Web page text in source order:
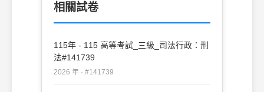
立竊盜罪 (B)甲不成立犯罪，乙成立竊盜罪
(C)甲成立加重竊盜罪之幫助犯，乙成立加
盜罪
相關試卷
115年 - 115 高等考試_三級_司法行政：刑
法#141739
2026 年 · #141739